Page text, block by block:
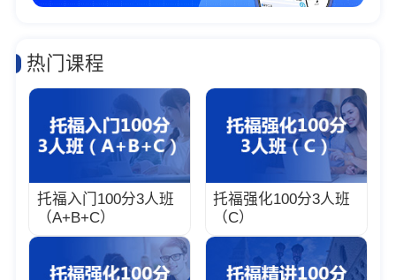
热门课程
托福入门100分3人班
（A+B+C）
托福强化100分3人班
（C）